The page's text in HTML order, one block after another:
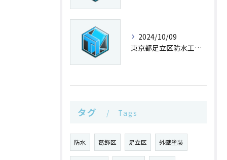
2024/10/09
東京都足立区防水工事なら株式会社武田工業
タグ Tags
防水 葛飾区 足立区 外壁塗装